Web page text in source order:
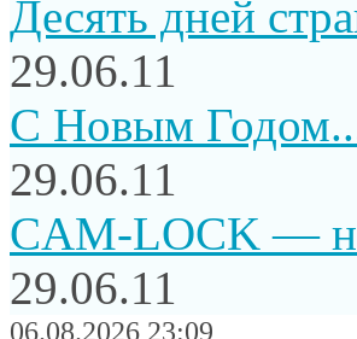
Десять дней
29.06.11
C Новым
29.06.11
CAM-LOCK —
29.06.11
06.08.2026 23:09